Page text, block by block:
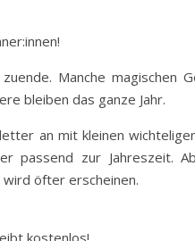
Manche magischen
bleiben das ganze Jahr.
an mit kleinen
passend zur Jahreszeit.
öfter erscheinen.
kostenlos!